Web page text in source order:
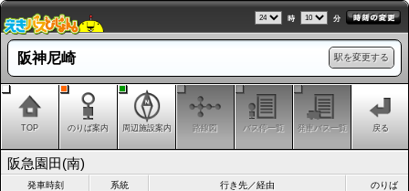
時 分
駅を変更する
阪神尼崎
TOP のりば案内 周辺施設案内 路線図 バス停一覧 発車バス一覧 戻る
阪急園田(南)
発車時刻 系統 行き先／経由 のりば